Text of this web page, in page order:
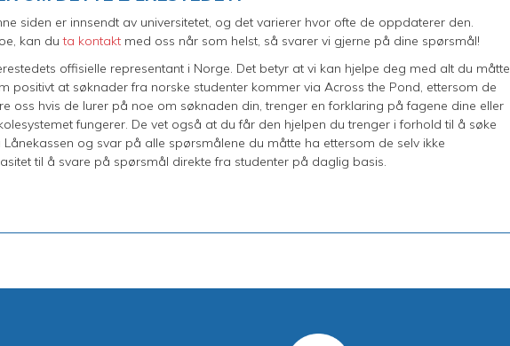
siden er innsendt av universitetet, og det varierer hvor ofte de oppdaterer den.
kan duta kontakt med oss når som helst, så svarer vi gjerne på dine spørsmål!
offisielle representant i Norge. Det betyr at vi kan hjelpe deg med alt du måtte
positivt at søknader fra norske studenter kommer via Across the Pond, ettersom de
oss hvis de lurer på noe om søknaden din, trenger en forklaring på fagene dine eller
fungerer. De vet også at du får den hjelpen du trenger i forhold til å søke
Lånekassen og svar på alle spørsmålene du måtte ha ettersom de selv ikke
til å svare på spørsmål direkte fra studenter på daglig basis.